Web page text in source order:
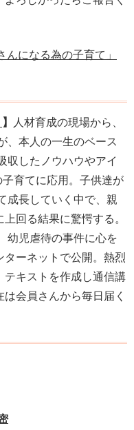
になる為の子育て」
】
人材育成の現場から、
、本人の一生のベース
収したノウハウやアイ
育てに応用。子供達が
成長していく中で、親
回る結果に驚愕する。
幼児虐待の事件に心を
ーネットで公開。熱烈
テキストを作成し通信講
は会員さんから毎日届く